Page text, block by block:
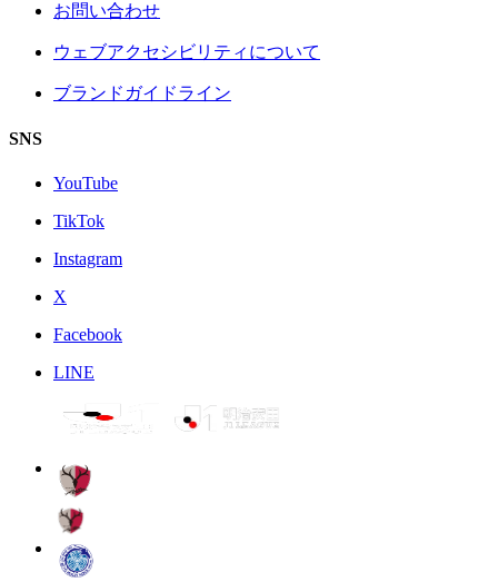
お問い合わせ
ウェブアクセシビリティについて
ブランドガイドライン
SNS
YouTube
TikTok
Instagram
X
Facebook
LINE